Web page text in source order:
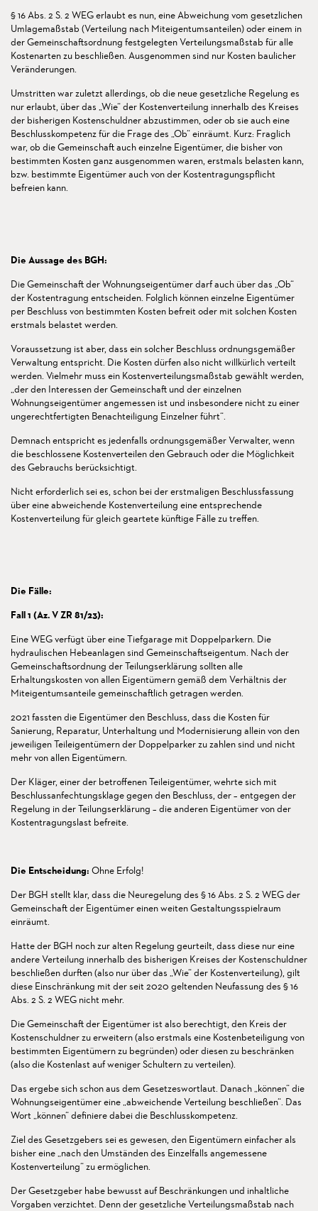
§ 16 Abs. 2 S. 2 WEG erlaubt es nun, eine Abweichung vom gesetzlichen
Umlagemaßstab (Verteilung nach Miteigentumsanteilen) oder einem in
der Gemeinschaftsordnung festgelegten Verteilungsmaßstab für alle
Kostenarten zu beschließen. Ausgenommen sind nur Kosten baulicher
Veränderungen.
Umstritten war zuletzt allerdings, ob die neue gesetzliche Regelung es
nur erlaubt, über das „Wie“ der Kostenverteilung innerhalb des Kreises
der bisherigen Kostenschuldner abzustimmen, oder ob sie auch eine
Beschlusskompetenz für die Frage des „Ob“ einräumt. Kurz: Fraglich
war, ob die Gemeinschaft auch einzelne Eigentümer, die bisher von
bestimmten Kosten ganz ausgenommen waren, erstmals belasten kann,
bzw. bestimmte Eigentümer auch von der Kostentragungspflicht
befreien kann.
Die Aussage des BGH:
Die Gemeinschaft der Wohnungseigentümer darf auch über das „Ob“
der Kostentragung entscheiden. Folglich können einzelne Eigentümer
per Beschluss von bestimmten Kosten befreit oder mit solchen Kosten
erstmals belastet werden.
Voraussetzung ist aber, dass ein solcher Beschluss ordnungsgemäßer
Verwaltung entspricht. Die Kosten dürfen also nicht willkürlich verteilt
werden. Vielmehr muss ein Kostenverteilungsmaßstab gewählt werden,
„der den Interessen der Gemeinschaft und der einzelnen
Wohnungseigentümer angemessen ist und insbesondere nicht zu einer
ungerechtfertigten Benachteiligung Einzelner führt“.
Demnach entspricht es jedenfalls ordnungsgemäßer Verwalter, wenn
die beschlossene Kostenverteilen den Gebrauch oder die Möglichkeit
des Gebrauchs berücksichtigt.
Nicht erforderlich sei es, schon bei der erstmaligen Beschlussfassung
über eine abweichende Kostenverteilung eine entsprechende
Kostenverteilung für gleich geartete künftige Fälle zu treffen.
Die Fälle:
Fall 1 (Az. V ZR 81/23):
Eine WEG verfügt über eine Tiefgarage mit Doppelparkern. Die
hydraulischen Hebeanlagen sind Gemeinschaftseigentum. Nach der
Gemeinschaftsordnung der Teilungserklärung sollten alle
Erhaltungskosten von allen Eigentümern gemäß dem Verhältnis der
Miteigentumsanteile gemeinschaftlich getragen werden.
2021 fassten die Eigentümer den Beschluss, dass die Kosten für
Sanierung, Reparatur, Unterhaltung und Modernisierung allein von den
jeweiligen Teileigentümern der Doppelparker zu zahlen sind und nicht
mehr von allen Eigentümern.
Der Kläger, einer der betroffenen Teileigentümer, wehrte sich mit
Beschlussanfechtungsklage gegen den Beschluss, der – entgegen der
Regelung in der Teilungserklärung – die anderen Eigentümer von der
Kostentragungslast befreite.
Die Entscheidung: Ohne Erfolg!
Der BGH stellt klar, dass die Neuregelung des § 16 Abs. 2 S. 2 WEG der
Gemeinschaft der Eigentümer einen weiten Gestaltungsspielraum
einräumt.
Hatte der BGH noch zur alten Regelung geurteilt, dass diese nur eine
andere Verteilung innerhalb des bisherigen Kreises der Kostenschuldner
beschließen durften (also nur über das „Wie“ der Kostenverteilung), gilt
diese Einschränkung mit der seit 2020 geltenden Neufassung des § 16
Abs. 2 S. 2 WEG nicht mehr.
Die Gemeinschaft der Eigentümer ist also berechtigt, den Kreis der
Kostenschuldner zu erweitern (also erstmals eine Kostenbeteiligung von
bestimmten Eigentümern zu begründen) oder diesen zu beschränken
(also die Kostenlast auf weniger Schultern zu verteilen).
Das ergebe sich schon aus dem Gesetzeswortlaut. Danach „können“ die
Wohnungseigentümer eine „abweichende Verteilung beschließen“. Das
Wort „können“ definiere dabei die Beschlusskompetenz.
Ziel des Gesetzgebers sei es gewesen, den Eigentümern einfacher als
bisher eine „nach den Umständen des Einzelfalls angemessene
Kostenverteilung“ zu ermöglichen.
Der Gesetzgeber habe bewusst auf Beschränkungen und inhaltliche
Vorgaben verzichtet. Denn der gesetzliche Verteilungsmaßstab nach